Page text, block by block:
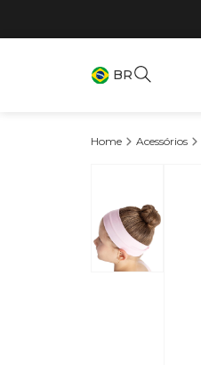
BR
Acessórios